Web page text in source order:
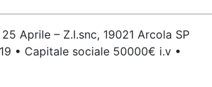
Aprile – Z.I.snc, 19021 Arcola SP
• Capitale sociale 50000€ i.v •